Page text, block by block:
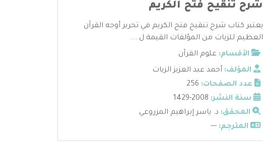
شرح تنقيح فتح الكريم
يعتبر كتاب شرح تنقيح فتح الكريم في تحرير أوجه القرآن
العظيم للزيات من المؤلفات القيمة ل ...
الأقسام: علوم القرآن
المؤلف: أحمد عبد العزيز الزيات
عدد الصفحات:
سنة النشر:
المحقق: د. ياسر إبراهيم المزروعي
المترجم: ---